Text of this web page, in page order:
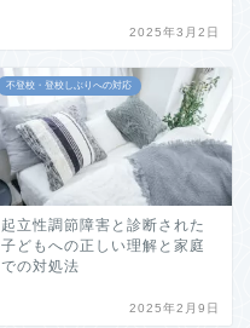
2025年3月2日
不登校・登校しぶりへの対応
起立性調節障害と診断された
子どもへの正しい理解と家庭
での対処法
2025年2月9日